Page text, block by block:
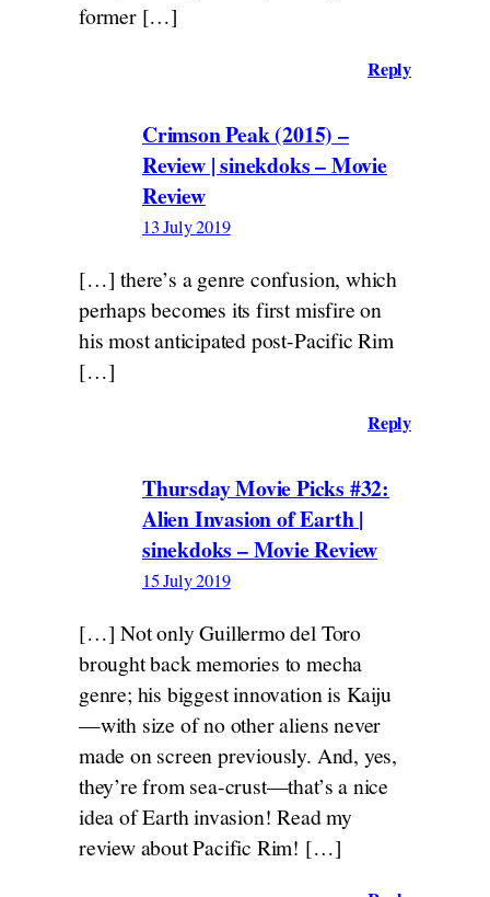
former […]
Reply
Crimson Peak (2015) –
Review | sinekdoks – Movie
Review
13 July 2019
[…] there’s a genre confusion, which
perhaps becomes its first misfire on
his most anticipated post-Pacific Rim
[…]
Reply
Thursday Movie Picks #32:
Alien Invasion of Earth |
sinekdoks – Movie Review
15 July 2019
[…] Not only Guillermo del Toro
brought back memories to mecha
genre; his biggest innovation is Kaiju
—with size of no other aliens never
made on screen previously. And, yes,
they’re from sea-crust—that’s a nice
idea of Earth invasion! Read my
review about Pacific Rim! […]